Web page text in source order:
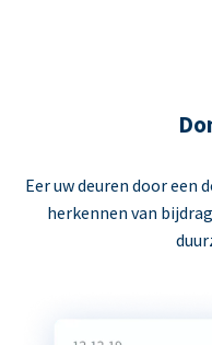
Eer uw deuren door
herkennen van